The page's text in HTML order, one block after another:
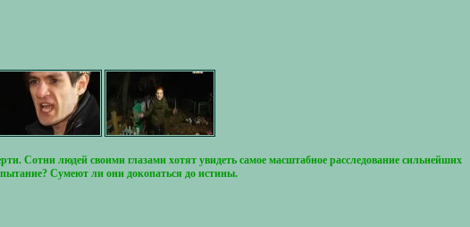
Сотни людей своими глазами хотят увидеть самое масштабное расследование сильнейших
Сумеют ли они докопаться до истины.